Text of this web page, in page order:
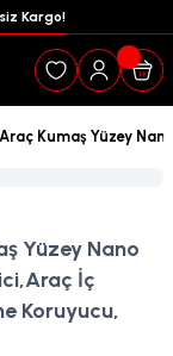
Kargo!
Kumaş Yüzey
Yüzey Nano
İç
Koruyucu,